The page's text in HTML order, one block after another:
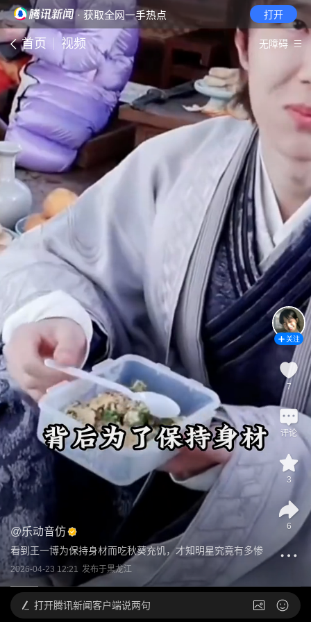
· 获取全网一手热点 打开
首页 视频 无障碍
@乐动音仿
看到王一博为保持身材而吃秋葵充饥，才知明星究竟有多惨
2026-04-23 12:21 发布于黑龙江
关注
7
评论
3
6
打开腾讯新闻客户端说两句